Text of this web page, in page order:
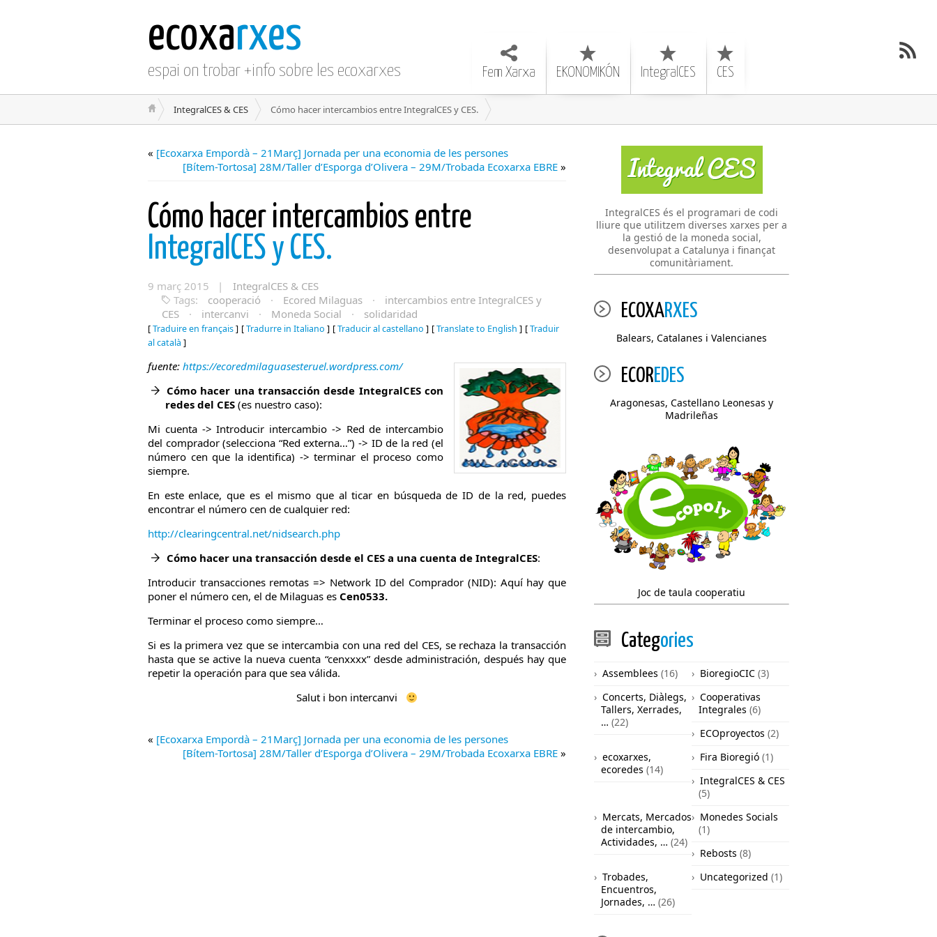
ecoxarxes
espai on trobar +info sobre les ecoxarxes Fem Xarxa EKONOMIKÓN IntegralCES CES
IntegralCES & CES Cómo hacer intercambios entre IntegralCES y CES.
« [Ecoxarxa Empordà – 21Març] Jornada per una economia de les persones
[Bítem-Tortosa] 28M/Taller d’Esporga d’Olivera – 29M/Trobada Ecoxarxa EBRE »
Cómo hacer intercambios entre
IntegralCES y CES.
9 març 2015 |
IntegralCES & CES
Tags:
cooperació · Ecored Milaguas ·
intercambios entre IntegralCES y
CES
· intercanvi · Moneda Social · solidaridad
[Traduire en français] [Tradurre in Italiano ] [Traducir al castellano ] [Translate to English ] [Traduir
al català ]
fuente: https://ecoredmilaguasesteruel.wordpress.com/
Cómo hacer una transacción desde IntegralCES con
redes del CES (es nuestro caso):
Mi cuenta -> Introducir intercambio -> Red de intercambio
del comprador (selecciona “Red externa…”) -> ID de la red (el
número cen que la identifica) -> terminar el proceso como
siempre.
En este enlace, que es el mismo que al ticar en búsqueda de ID de la red, puedes
encontrar el número cen de cualquier red:
http://clearingcentral.net/nidsearch.php
Cómo hacer una transacción desde el CES a una cuenta de IntegralCES:
Introducir transacciones remotas => Network ID del Comprador (NID): Aquí hay que
poner el número cen, el de Milaguas es Cen0533.
Terminar el proceso como siempre…
Si es la primera vez que se intercambia con una red del CES, se rechaza la transacción
hasta que se active la nueva cuenta “cenxxxx” desde administración, después hay que
repetir la operación para que sea válida.
Salut i bon intercanvi
« [Ecoxarxa Empordà – 21Març] Jornada per una economia de les persones
[Bítem-Tortosa] 28M/Taller d’Esporga d’Olivera – 29M/Trobada Ecoxarxa EBRE »
IntegralCES és el programari de codi
lliure que utilitzem diverses xarxes per a
la gestió de la moneda social,
desenvolupat a Catalunya i finançat
comunitàriament.
ECOXARXES
Balears, Catalanes i Valencianes
ECOREDES
Aragonesas, Castellano Leonesas y
Madrileñas
Joc de taula cooperatiu
Categories
Assemblees (16) BioregioCIC (3)
Concerts, Diàlegs,
Tallers, Xerrades,
… (22)
Cooperativas
Integrales (6)
ECOproyectos (2)
ecoxarxes,
ecoredes (14)
Fira Bioregió (1)
IntegralCES & CES
(5)
Mercats, Mercados
de intercambio,
Actividades, … (24)
Monedes Socials
(1)
Rebosts (8)
Trobades,
Encuentros,
Jornades, … (26)
Uncategorized (1)